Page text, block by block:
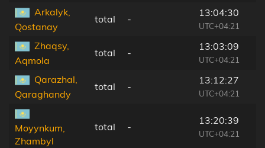
Arkalyk,
Qostanay
total -
13:04:30
UTC+04:21
Zhaqsy,
Aqmola
total -
13:03:09
UTC+04:21
Qarazhal,
Qaraghandy
total -
13:12:27
UTC+04:21
Moyynkum,
Zhambyl
total -
13:20:39
UTC+04:21